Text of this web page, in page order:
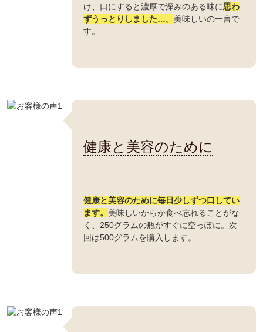
け、口にすると濃厚で深みのある味に思わ
ずうっとりしました…。 美味しいの一言で
す。
健康と美容のために
健康と美容のために毎日少しずつ口してい
ます。 美味しいからか食べ忘れることがな
く、250グラムの瓶がすぐに空っぽに。次
回は500グラムを購入します。